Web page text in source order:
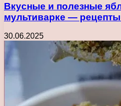
Вкусные и полезные
мультиварке —
30.06.2025